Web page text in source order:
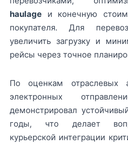
haulage и конечную
покупателя. Для
увеличить загрузку и
рейсы через точное
По оценкам отраслевых
электронных
демонстрировал
годы, что делает
курьерской интеграции